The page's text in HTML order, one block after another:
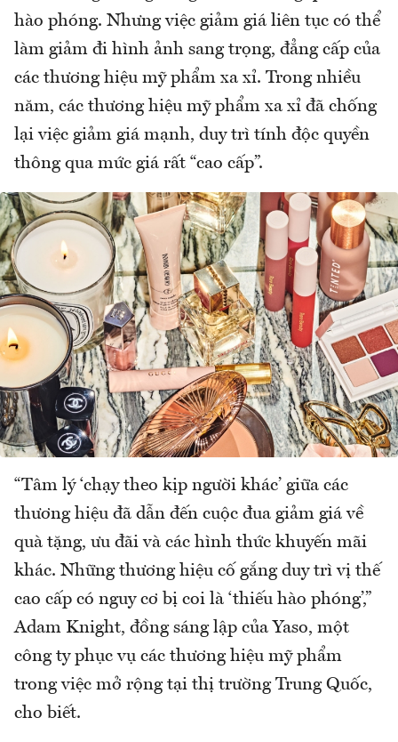
hào phóng. Nhưng việc giảm giá liên tục có thể
làm giảm đi hình ảnh sang trọng, đẳng cấp của
các thương hiệu mỹ phẩm xa xỉ. Trong nhiều
năm, các thương hiệu mỹ phẩm xa xỉ đã chống
lại việc giảm giá mạnh, duy trì tính độc quyền
thông qua mức giá rất “cao cấp”.
“Tâm lý ‘chạy theo kịp người khác’ giữa các
thương hiệu đã dẫn đến cuộc đua giảm giá về
quà tặng, ưu đãi và các hình thức khuyến mãi
khác. Những thương hiệu cố gắng duy trì vị thế
cao cấp có nguy cơ bị coi là ‘thiếu hào phóng’,”
Adam Knight, đồng sáng lập của Yaso, một
công ty phục vụ các thương hiệu mỹ phẩm
trong việc mở rộng tại thị trường Trung Quốc,
cho biết.